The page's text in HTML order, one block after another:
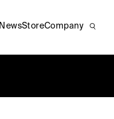
NewsStoreCompany